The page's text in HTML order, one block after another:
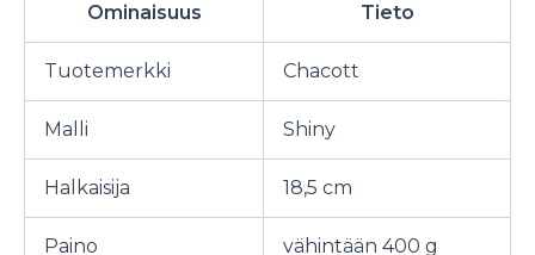
Ominaisuus Tieto
Tuotemerkki Chacott
Malli Shiny
Halkaisija 18,5 cm
Paino vähintään 400 g